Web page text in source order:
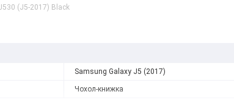
(J5-2017) Black
Samsung Galaxy J5 (2017)
Чохол-книжка